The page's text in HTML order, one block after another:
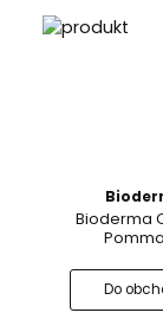
Bioderma
Do